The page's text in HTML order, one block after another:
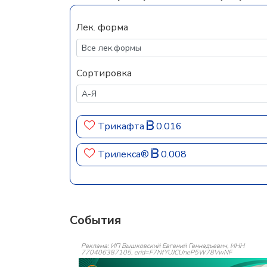
Лек. форма
Сортировка
Трикафта 0.016
Трилекса® 0.008
События
Реклама: ИП Вышковский Евгений Геннадьевич, ИНН
770406387105, erid=F7NfYUJCUneP5W78VwNF